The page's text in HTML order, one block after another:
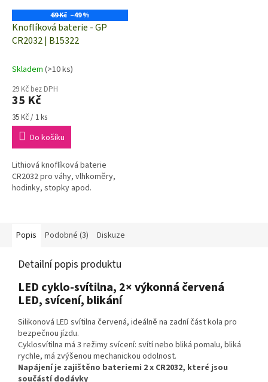
69 Kč –49 %
Knoflíková baterie - GP
CR2032 | B15322
Skladem (>10 ks)
29 Kč bez DPH
35 Kč
Měrná
cena:
35 Kč / 1 ks
Do košíku
Lithiová knoflíková baterie
CR2032 pro váhy, vlhkoměry,
hodinky, stopky apod.
Popis Podobné (3) Diskuze
Detailní popis produktu
LED cyklo-svítilna, 2× výkonná červená
LED, svícení, blikání
Silikonová LED svítilna červená, ideálně na zadní část kola pro
bezpečnou jízdu.
Cyklosvítilna má 3 režimy svícení: svítí nebo bliká pomalu, bliká
rychle, má zvýšenou mechanickou odolnost.
Napájení je zajištěno bateriemi 2 x CR2032, které jsou
součástí dodávky